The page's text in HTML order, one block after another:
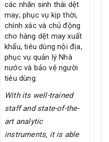
các nhãn sinh thái dệt
may; phục vụ kịp thời,
chính xác và chủ động
cho hàng dệt may xuất
khẩu, tiêu dùng nội địa,
phục vụ quản lý Nhà
nước và bảo vệ người
tiêu dùng.
With its well-trained
staff and state-of-the-
art analytic
instruments, it is able